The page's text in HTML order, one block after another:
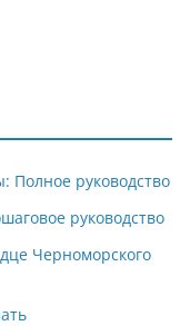
Полное руководство
руководство
Черноморского